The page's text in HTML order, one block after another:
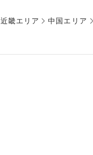
近畿エリア 中国エリア